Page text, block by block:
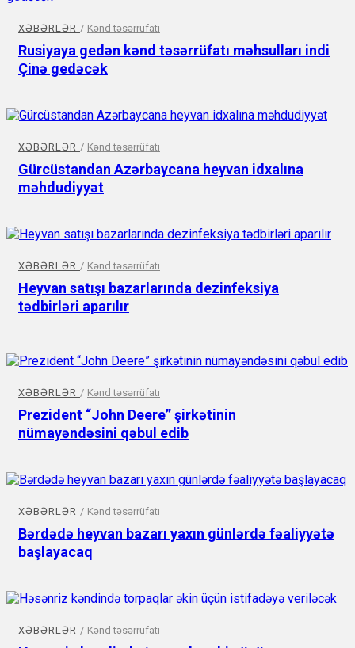
XƏBƏRLƏR / Kənd təsərrüfatı
Rusiyaya gedən kənd təsərrüfatı məhsulları indi
Çinə gedəcək
XƏBƏRLƏR / Kənd təsərrüfatı
Gürcüstandan Azərbaycana heyvan idxalına
məhdudiyyət
XƏBƏRLƏR / Kənd təsərrüfatı
Heyvan satışı bazarlarında dezinfeksiya
tədbirləri aparılır
XƏBƏRLƏR / Kənd təsərrüfatı
Prezident “John Deere” şirkətinin
nümayəndəsini qəbul edib
XƏBƏRLƏR / Kənd təsərrüfatı
Bərdədə heyvan bazarı yaxın günlərdə fəaliyyətə
başlayacaq
XƏBƏRLƏR / Kənd təsərrüfatı